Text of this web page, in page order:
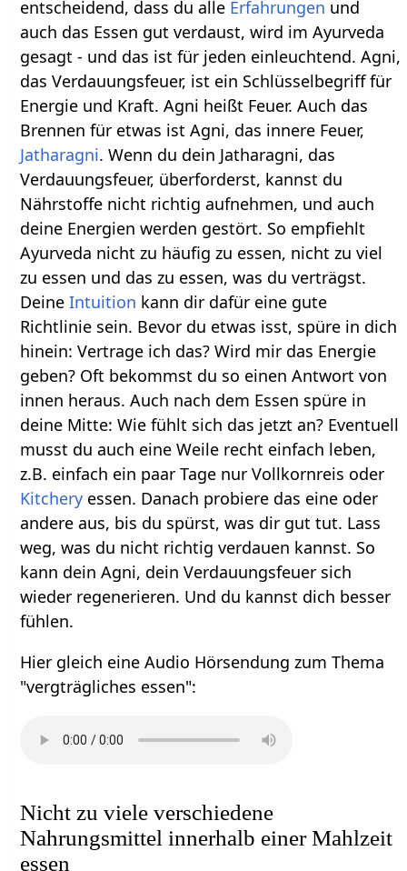
entscheidend, dass du alle Erfahrungen und
auch das Essen gut verdaust, wird im Ayurveda
gesagt - und das ist für jeden einleuchtend. Agni,
das Verdauungsfeuer, ist ein Schlüsselbegriff für
Energie und Kraft. Agni heißt Feuer. Auch das
Brennen für etwas ist Agni, das innere Feuer,
Jatharagni. Wenn du dein Jatharagni, das
Verdauungsfeuer, überforderst, kannst du
Nährstoffe nicht richtig aufnehmen, und auch
deine Energien werden gestört. So empfiehlt
Ayurveda nicht zu häufig zu essen, nicht zu viel
zu essen und das zu essen, was du verträgst.
DeineIntuition kann dir dafür eine gute
Richtlinie sein. Bevor du etwas isst, spüre in dich
hinein: Vertrage ich das? Wird mir das Energie
geben? Oft bekommst du so einen Antwort von
innen heraus. Auch nach dem Essen spüre in
deine Mitte: Wie fühlt sich das jetzt an? Eventuell
musst du auch eine Weile recht einfach leben,
z.B. einfach ein paar Tage nur Vollkornreis oder
Kitchery essen. Danach probiere das eine oder
andere aus, bis du spürst, was dir gut tut. Lass
weg, was du nicht richtig verdauen kannst. So
kann dein Agni, dein Verdauungsfeuer sich
wieder regenerieren. Und du kannst dich besser
fühlen.
Hier gleich eine Audio Hörsendung zum Thema
"vergträgliches essen":
Nicht zu viele verschiedene
Nahrungsmittel innerhalb einer Mahlzeit
essen